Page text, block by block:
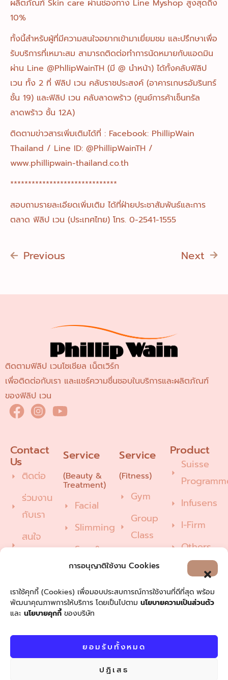
การอนุญาติใช้งาน Cookies
เราใช้คุกกี้ (Cookies) เพื่อมอบประสบการณ์การใช้งานที่ดีที่สุด พร้อม
พัฒนาคุณภาพการให้บริการ โดยเป็นไปตาม นโยบายความเป็นส่วนตัว
และ นโยบายคุกกี้ ของบริษัท
ยอมรับทั้งหมด
ปฏิเสธ
ผลิตภัณฑ์ Skin care ผ่านช่องทาง Line Myshop สูงสุดถึง
10%
ทั้งนี้สำหรับผู้ที่มีความสนใจอยากเข้ามาเยี่ยมชม และปรึกษาเพื่อ
รับบริการที่เหมาะสม สามารถติดต่อทำการนัดหมายกับแอดมิน
ผ่าน Line @PhllipWainTH (มี @ นำหน้า) ได้ทั้งคลับฟิลิป
เวน ทั้ง 2 ที่ ฟิลิป เวน คลับราชประสงค์ (อาคารเกษรอัมรินทร์
ชั้น 19) และฟิลิป เวน คลับลาดพร้าว (ศูนย์การค้าเซ็นทรัล
ลาดพร้าว ชั้น 12A)
ติดตามข่าวสารเพิ่มเติมได้ที่ : Facebook: PhillipWain
Thailand / Line ID: @PhillipWainTH /
www.phillipwain-thailand.co.th
******************************
สอบถามรายละเอียดเพิ่มเติม ได้ที่ฝ่ายประชาสัมพันธ์และการ
ตลาด ฟิลิป เวน (ประเทศไทย) โทร. 0-2541-1555
Previous Next
ติดตามฟิลิป เวนโซเชียล เน็ตเวิร์ก
เพื่อติดต่อกับเรา และแชร์ความชื่นชอบในบริการและผลิตภัณฑ์
ของฟิลิป เวน
Contact
Us
ติดต่อ
ร่วมงาน
กับเรา
สนใจ
ติชม
Service
(Beauty &
Treatment)
Facial
Slimming
Spa &
Wellness
Hair &
Nail
Service
(Fitness)
Gym
Group
Class
Product
Suisse
Infusens
I-Firm
Others